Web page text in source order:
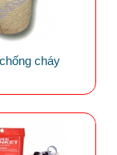
cháy